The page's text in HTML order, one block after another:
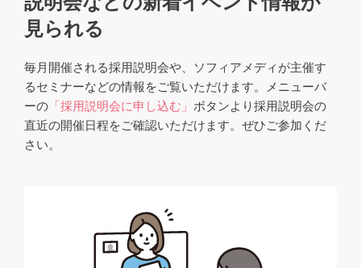
見られる
毎月開催される採用説明会や、ソフィアメディが主催す
るセミナーなどの情報をご覧いただけます。メニューバ
ーの 「採用説明会に申し込む」 ボタンより採用説明会の
直近の開催日程をご確認いただけます。ぜひご参加くだ
さい。